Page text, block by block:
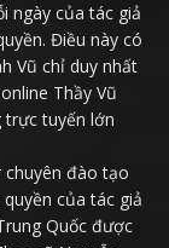
ngày của tác giả
Điều này có
Vũ chỉ duy nhất
Thầy Vũ
trực tuyến lớn
chuyên đào tạo
của tác giả
Quốc được